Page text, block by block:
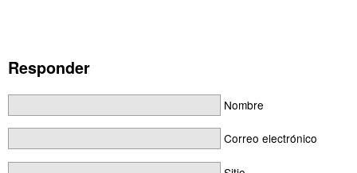
Responder
Nombre
Correo electrónico